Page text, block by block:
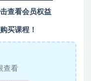
查看会员权益
买课程！
查看